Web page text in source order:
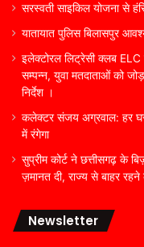
सरस्वती साइकिल योजना से
यातायात पुलिस बिलासपुर
इलेक्टोरल लिट्रेसी क्लब ELC
सम्पन्न, युवा मतदाताओं को
निर्देश ।
कलेक्टर संजय अग्रवाल: हर घर
में रंगेगा
सुप्रीम कोर्ट ने छत्तीसगढ़ के
ज़मानत दी, राज्य से बाहर रहने
Newsletter